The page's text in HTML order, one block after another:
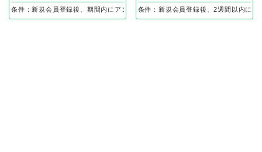
条件：新規会員登録後、期間内にアンケート回答条件：新規会員登録後、2週間以内にア